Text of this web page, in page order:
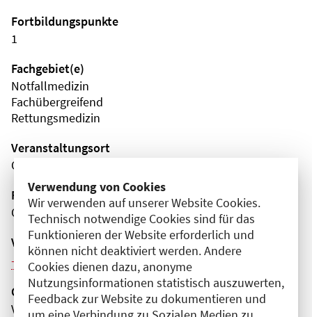
Verwendung von Cookies
Wir verwenden auf unserer Website Cookies.
Technisch notwendige Cookies sind für das
Funktionieren der Website erforderlich und
können nicht deaktiviert werden. Andere
Cookies dienen dazu, anonyme
Nutzungsinformationen statistisch auszuwerten,
Feedback zur Website zu dokumentieren und
Fortbildungspunkte
1
Fachgebiet(e)
Notfallmedizin
Fachübergreifend
Rettungsmedizin
Veranstaltungsort
Online
Fortbildungsformat
Online
Veranstaltungsreihe
Weitere Veranstaltungen dieser Reihe (10)
Organisator(en)
Vivantes Auguste-Viktoria-Klinikum